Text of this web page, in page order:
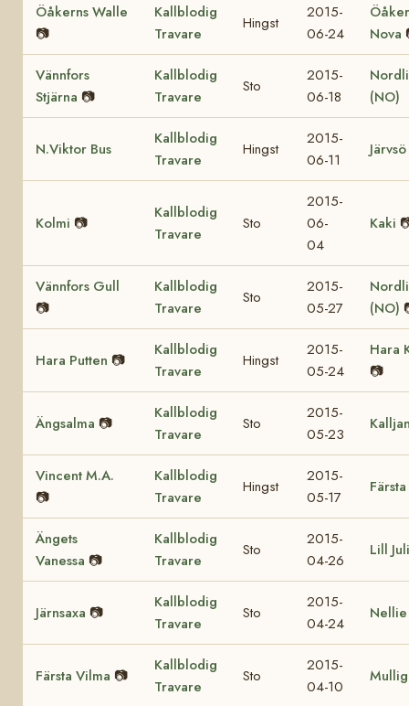
Öåkerns Walle
📷
Kallblodig
Travare
Hingst
2015-
06-24
Nova
Vännfors
Stjärna 📷
Kallblodig
Travare
Sto
2015-
06-18
(NO)
N.Viktor Bus
Kallblodig
Travare
Hingst
2015-
06-11
Kolmi 📷
Kallblodig
Travare
Sto
2015-
06-
04
Kaki
Vännfors Gull
📷
Kallblodig
Travare
Sto
2015-
05-27
(NO)
Hara Putten 📷
Kallblodig
Travare
Hingst
2015-
05-24
Hara
📷
Ängsalma 📷
Kallblodig
Travare
Sto
2015-
05-23
Vincent M.A.
📷
Kallblodig
Travare
Hingst
2015-
05-17
Ängets
Vanessa 📷
Kallblodig
Travare
Sto
2015-
04-26
Lill
Järnsaxa 📷
Kallblodig
Travare
Sto
2015-
04-24
Färsta Vilma 📷
Kallblodig
Travare
Sto
2015-
04-10